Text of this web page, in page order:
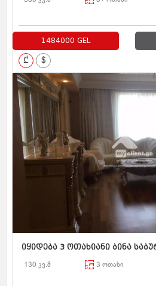
1484000 GEL
₾ $
იყიდება 3 ოთახიანი ბინა
130 კვ.მ 3 ოთახი